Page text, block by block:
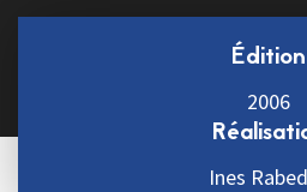
Édition
2006
Ines